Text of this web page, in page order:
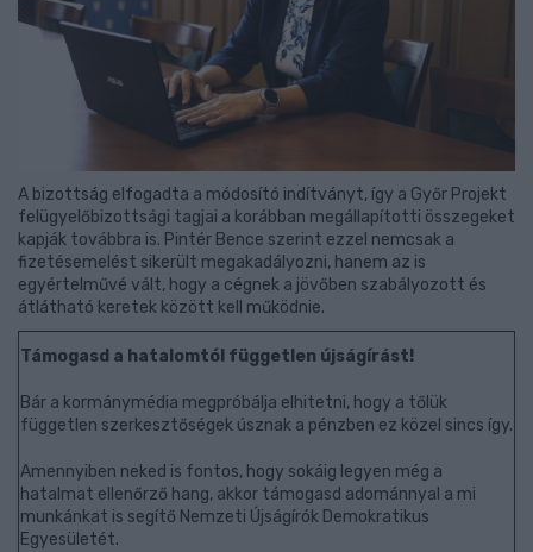
A bizottság elfogadta a módosító indítványt, így a Győr Projekt
felügyelőbizottsági tagjai a korábban megállapítotti összegeket
kapják továbbra is. Pintér Bence szerint ezzel nemcsak a
fizetésemelést sikerült megakadályozni, hanem az is
egyértelművé vált, hogy a cégnek a jövőben szabályozott és
átlátható keretek között kell működnie.
Támogasd a hatalomtól független újságírást!
Bár a kormánymédia megpróbálja elhitetni, hogy a tőlük
független szerkesztőségek úsznak a pénzben ez közel sincs így.
Amennyiben neked is fontos, hogy sokáig legyen még a
hatalmat ellenőrző hang, akkor támogasd adománnyal a mi
munkánkat is segítő Nemzeti Újságírók Demokratikus
Egyesületét.